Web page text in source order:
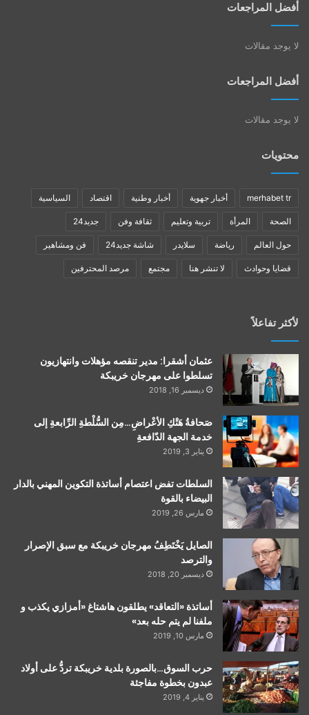
أفضل المراجعات
لا يوجد مقالات
أفضل المراجعات
لا يوجد مقالات
محتويات
merhabet tr أخبار جهوية أخبار وطنية اقتصاد السياسية
الصحة المرأة تربية وتعليم ثقافة وفن جديد24
حول العالم رياضة سلايدر شاشة جديد24 فن ومشاهير
قضايا وحوادث لا تنشر هنا مجتمع مرصد المحترفين
لأكثر تفاعلاً
عثمان أشقرا: مدير تنقصه مؤهلات وانتهازيون
تسلطوا على مهرجان خريبكة
ديسمبر 16, 2018
صَحافةُ هَتْكِ الأعْراضِ…مِن السُّلْطةِ الرِّابعةِ إلى
خدمة الجهة الدّافعةِ
يناير 3, 2019
السلطات تفض اعتصام أساتذة التكوين المهني بالدار
البيضاء بالقوة
مارس 26, 2019
الصايل يَخْتَطِفُ مهرجان خريبكة مع سبق الإصرار
والترصد
ديسمبر 20, 2018
أساتذة «التعاقد» يطلقون هاشتاغ «أمزازي يكذب و
ملفنا لم يتم حله بعد»
مارس 10, 2019
حرب السوق…بالصورة بلدية خريبكة تردُّ على أولاد
عبدون بخطوة مفاجئة
يناير 4, 2019